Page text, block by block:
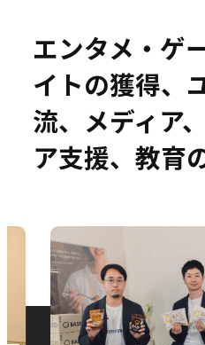
事例
セミナー
お問い
エンタメ・ゲ
イトの獲得、
流、メディア
ア支援、教育